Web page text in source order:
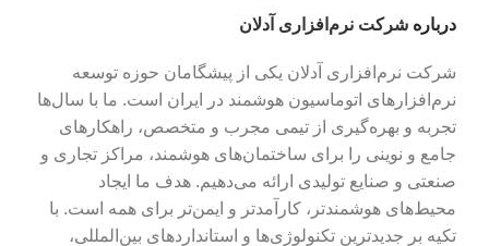
درباره شرکت نرم‌افزاری آدلان
شرکت نرم‌افزاری آدلان یکی از پیشگامان حوزه توسعه
نرم‌افزارهای اتوماسیون هوشمند در ایران است. ما با سال‌ها
تجربه و بهره‌گیری از تیمی مجرب و متخصص، راهکارهای
جامع و نوینی را برای ساختمان‌های هوشمند، مراکز تجاری و
صنعتی و صنایع تولیدی ارائه می‌دهیم. هدف ما ایجاد
محیط‌های هوشمندتر، کارآمدتر و ایمن‌تر برای همه است. با
تکیه بر جدیدترین تکنولوژی‌ها و استانداردهای بین‌المللی،